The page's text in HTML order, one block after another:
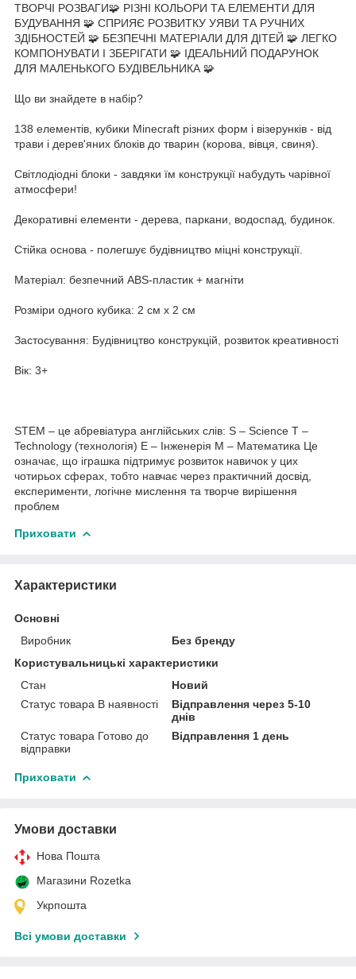
ТВОРЧІ РОЗВАГИ🧩 РІЗНІ КОЛЬОРИ ТА ЕЛЕМЕНТИ ДЛЯ
БУДУВАННЯ 🧩 СПРИЯЄ РОЗВИТКУ УЯВИ ТА РУЧНИХ
ЗДІБНОСТЕЙ 🧩 БЕЗПЕЧНІ МАТЕРІАЛИ ДЛЯ ДІТЕЙ 🧩 ЛЕГКО
КОМПОНУВАТИ І ЗБЕРІГАТИ 🧩 ІДЕАЛЬНИЙ ПОДАРУНОК
ДЛЯ МАЛЕНЬКОГО БУДІВЕЛЬНИКА 🧩
Що ви знайдете в набір?
138 елементів, кубики Minecraft різних форм і візерунків - від
трави і дерев'яних блоків до тварин (корова, вівця, свиня).
Світлодіодні блоки - завдяки їм конструкції набудуть чарівної
атмосфери!
Декоративні елементи - дерева, паркани, водоспад, будинок.
Стійка основа - полегшує будівництво міцні конструкції.
Матеріал: безпечний ABS-пластик + магніти
Розміри одного кубика: 2 см х 2 см
Застосування: Будівництво конструкцій, розвиток креативності
Вік: 3+
STEM – це абревіатура англійських слів: S – Science T –
Technology (технологія) E – Інженерія M – Математика Це
означає, що іграшка підтримує розвиток навичок у цих
чотирьох сферах, тобто навчає через практичний досвід,
експерименти, логічне мислення та творче вирішення
проблем
Приховати
Характеристики
Основні
Виробник
Без бренду
Користувальницькі характеристики
Стан
Новий
Статус товара В наявності
Відправлення через 5-10
днів
Статус товара Готово до
відправки
Відправлення 1 день
Приховати
Умови доставки
Нова Пошта
Магазини Rozetka
Укрпошта
Всі умови доставки